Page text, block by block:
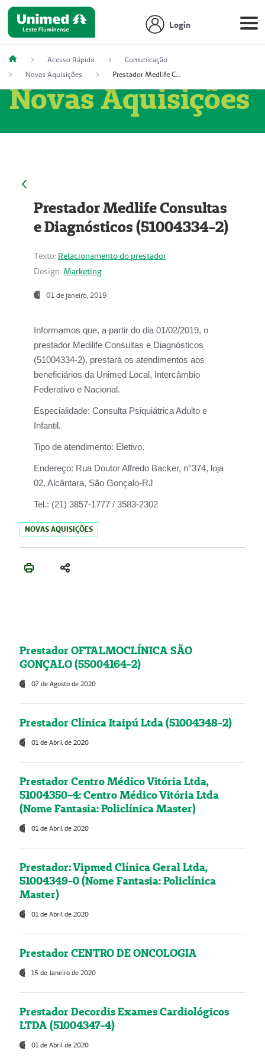
Login
Acesso Rápido
Comunicação
Novas Aquisições
Prestador Medlife Consultas e Diagnósticos (51004334-2)
Novas Aquisições
Prestador Medlife Consultas
e Diagnósticos (51004334-2)
Texto: Relacionamento do prestador
Design: Marketing
01 de janeiro, 2019
Informamos que, a partir do dia 01/02/2019, o
prestador Medilife Consultas e Diagnósticos
(51004334-2), prestará os atendimentos aos
beneficiários da Unimed Local, Intercâmbio
Federativo e Nacional.
Especialidade: Consulta Psiquiátrica Adulto e
Infantil.
Tipo de atendimento: Eletivo.
Endereço: Rua Doutor Alfredo Backer, n°374, loja
02, Alcântara, São Gonçalo-RJ
Tel.: (21) 3857-1777 / 3583-2302
NOVAS AQUISIÇÕES
Prestador OFTALMOCLÍNICA SÃO
GONÇALO (55004164-2)
07 de Agosto de 2020
Prestador Clínica Itaipú Ltda (51004348-2)
01 de Abril de 2020
Prestador Centro Médico Vitória Ltda,
51004350-4: Centro Médico Vitória Ltda
(Nome Fantasia: Policlínica Master)
01 de Abril de 2020
Prestador: Vipmed Clínica Geral Ltda,
51004349-0 (Nome Fantasia: Policlínica
Master)
01 de Abril de 2020
Prestador CENTRO DE ONCOLOGIA
15 de Janeiro de 2020
Prestador Decordis Exames Cardiológicos
LTDA (51004347-4)
01 de Abril de 2020